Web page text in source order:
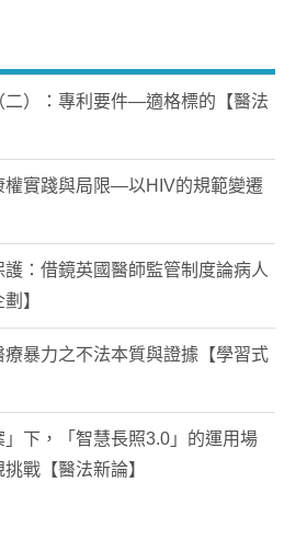
二）：專利要件—適格標的【醫法
權實踐與局限—以HIV的規範變遷
：借鏡英國醫師監管制度論病人
】
暴力之不法本質與證據【學習式
」下，「智慧長照3.0」的運用場
戰【醫法新論】